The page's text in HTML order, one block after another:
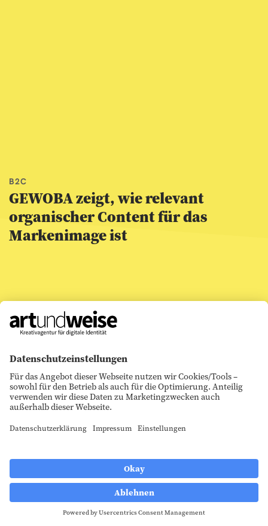
B2C
GEWOBA zeigt, wie relevant
organischer Content für das
Markenimage ist
Wir begleiten mittel­ständische Unter­nehmen seit 1991
bei der Entwicklung Ihrer digitalen Identität.
Weitere Referenzen